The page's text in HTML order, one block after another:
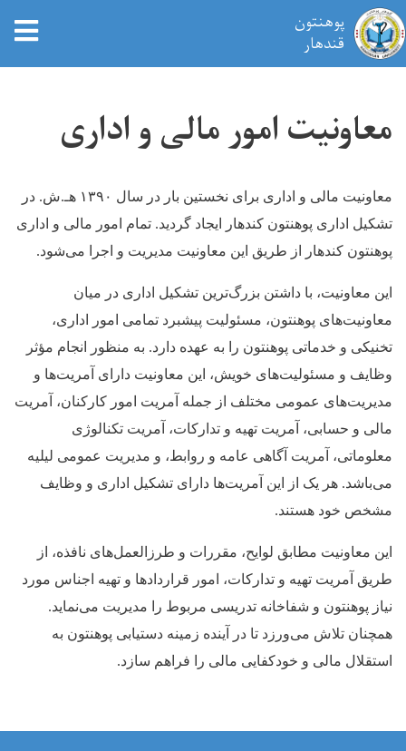
main
content
پوهنتون
قندهار
معاونیت امور مالی و اداری
معاونیت مالی و اداری برای نخستین بار در سال ۱۳۹۰ هـ.ش. در
تشکیل اداری پوهنتون کندهار ایجاد گردید. تمام امور مالی و اداری
پوهنتون کندهار از طریق این معاونیت مدیریت و اجرا می‌شود.
این معاونیت، با داشتن بزرگ‌ترین تشکیل اداری در میان
معاونیت‌های پوهنتون، مسئولیت پیشبرد تمامی امور اداری،
تخنیکی و خدماتی پوهنتون را به عهده دارد. به منظور انجام مؤثر
وظایف و مسئولیت‌های خویش، این معاونیت دارای آمریت‌ها و
مدیریت‌های عمومی مختلف از جمله آمریت امور کارکنان، آمریت
مالی و حسابی، آمریت تهیه و تدارکات، آمریت تکنالوژی
معلوماتی، آمریت آگاهی عامه و روابط، و مدیریت عمومی لیلیه
می‌باشد. هر یک از این آمریت‌ها دارای تشکیل اداری و وظایف
مشخص خود هستند.
این معاونیت مطابق لوایح، مقررات و طرزالعمل‌های نافذه، از
طریق آمریت تهیه و تدارکات، امور قراردادها و تهیه اجناس مورد
نیاز پوهنتون و شفاخانه تدریسی مربوط را مدیریت می‌نماید.
همچنان تلاش می‌ورزد تا در آینده زمینه دستیابی پوهنتون به
استقلال مالی و خودکفایی مالی را فراهم سازد.